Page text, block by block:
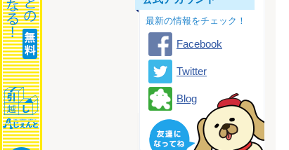
最新の情報をチェック！
Facebook
Twitter
Blog